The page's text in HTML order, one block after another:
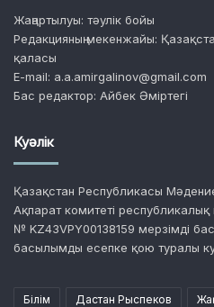
Жаңартылуы: тәулік бойы
Редакцияның мекенжайы:
қаласы
E-mail: a.a.amirgalinov@gmail.com
Бас редактор: Айбек Әміртегі
Куәлік
Қазақстан Республикасы
Ақпарат комитеті
№ KZ43VPY00138159 мерзімді
басылымды есепке қою туралы
Білім Дастан Рыспеков